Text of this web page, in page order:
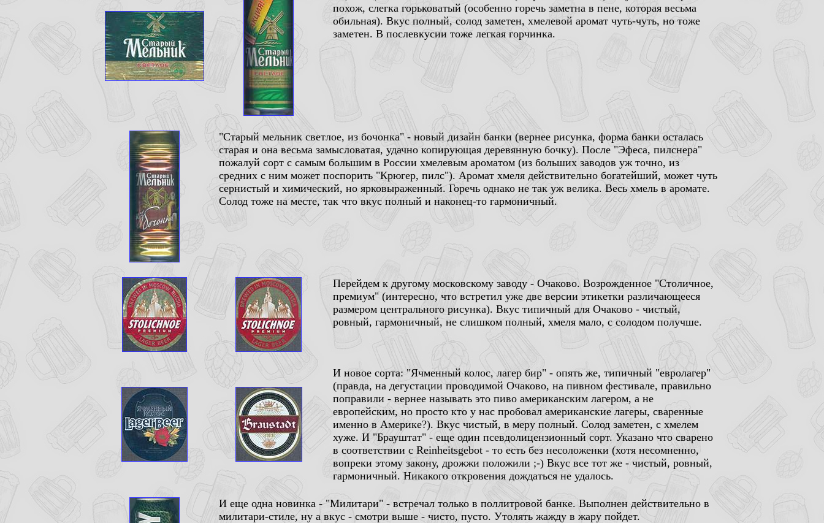
похож, слегка горьковатый (особенно горечь заметна в пене, которая весьма
обильная). Вкус полный, солод заметен, хмелевой аромат чуть-чуть, но тоже
заметен. В послевкусии тоже легкая горчинка.
"Старый мельник светлое, из бочонка" - новый дизайн банки (вернее рисунка, форма банки осталась
старая и она весьма замысловатая, удачно копирующая деревянную бочку). После "Эфеса, пилснера"
пожалуй сорт с самым большим в России хмелевым ароматом (из больших заводов уж точно, из
средних с ним может поспорить "Крюгер, пилс"). Аромат хмеля действительно богатейший, может чуть
сернистый и химический, но ярковыраженный. Горечь однако не так уж велика. Весь хмель в аромате.
Солод тоже на месте, так что вкус полный и наконец-то гармоничный.
Перейдем к другому московскому заводу - Очаково. Возрожденное "Столичное,
премиум" (интересно, что встретил уже две версии этикетки различающееся
размером центрального рисунка). Вкус типичный для Очаково - чистый,
ровный, гармоничный, не слишком полный, хмеля мало, с солодом получше.
И новое сорта: "Ячменный колос, лагер бир" - опять же, типичный "евролагер"
(правда, на дегустации проводимой Очаково, на пивном фестивале, правильно
поправили - вернее называть это пиво американским лагером, а не
европейским, но просто кто у нас пробовал американские лагеры, сваренные
именно в Америке?). Вкус чистый, в меру полный. Солод заметен, с хмелем
хуже. И "Брауштат" - еще один псевдолицензионный сорт. Указано что сварено
в соответствии с Reinheitsgebot - то есть без несоложенки (хотя несомненно,
вопреки этому закону, дрожжи положили ;-) Вкус все тот же - чистый, ровный,
гармоничный. Никакого откровения дождаться не удалось.
И еще одна новинка - "Милитари" - встречал только в поллитровой банке. Выполнен действительно в
милитари-стиле, ну а вкус - смотри выше - чисто, пусто. Утолять жажду в жару пойдет.